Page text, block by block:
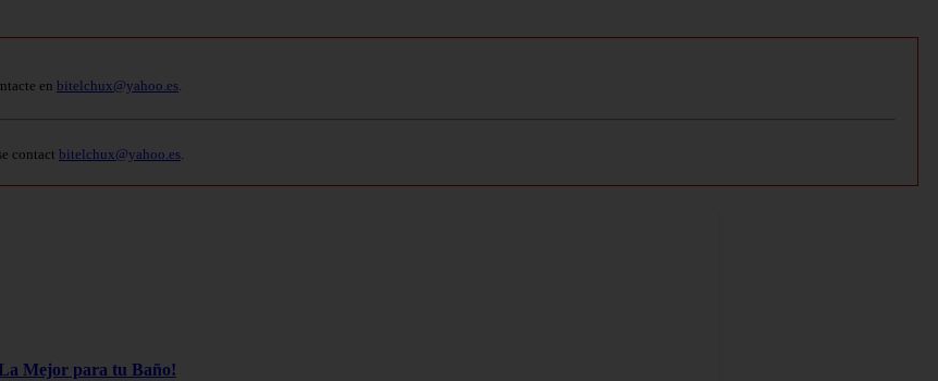
en bitelchux@yahoo.es
contact bitelchux@yahoo.es
Mejor para tu Baño!